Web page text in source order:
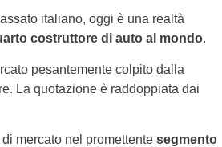
italiano, oggi è una realtà
costruttore di auto al mondo.
pesantemente colpito dalla
La quotazione è raddoppiata dai
mercato nel promettente segmento